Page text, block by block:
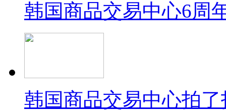
韩国商品交易中心6周
韩国商品交易中心拍